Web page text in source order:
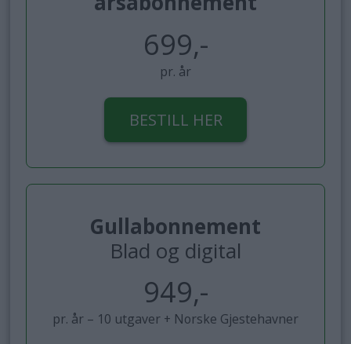
699,-
pr. år
BESTILL HER
Gullabonnement
Blad og digital
949,-
pr. år – 10 utgaver + Norske Gjestehavner